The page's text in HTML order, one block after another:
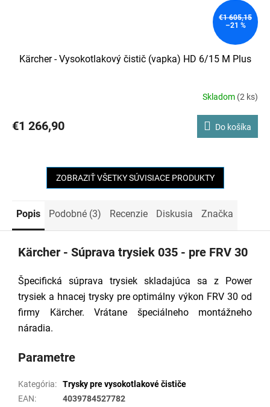
€1 605,15
–21 %
Kärcher - Vysokotlakový čistič (vapka) HD 6/15 M Plus
Skladom (2 ks)
€1 266,90 Do košíka
ZOBRAZIŤ VŠETKY SÚVISIACE PRODUKTY
Popis Podobné (3) Recenzie Diskusia Značka
Kärcher - Súprava trysiek 035 - pre FRV 30
Špecifická súprava trysiek skladajúca sa z Power
trysiek a hnacej trysky pre optimálny výkon FRV 30 od
firmy Kärcher. Vrátane špeciálneho montážneho
náradia.
Parametre
Kategória:
Trysky pre vysokotlakové čističe
EAN: 4039784527782